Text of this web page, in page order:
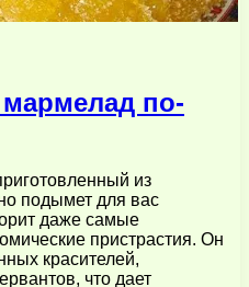
по-
из
подымет для вас
даже самые
пристрастия. Он
красителей,
что дает